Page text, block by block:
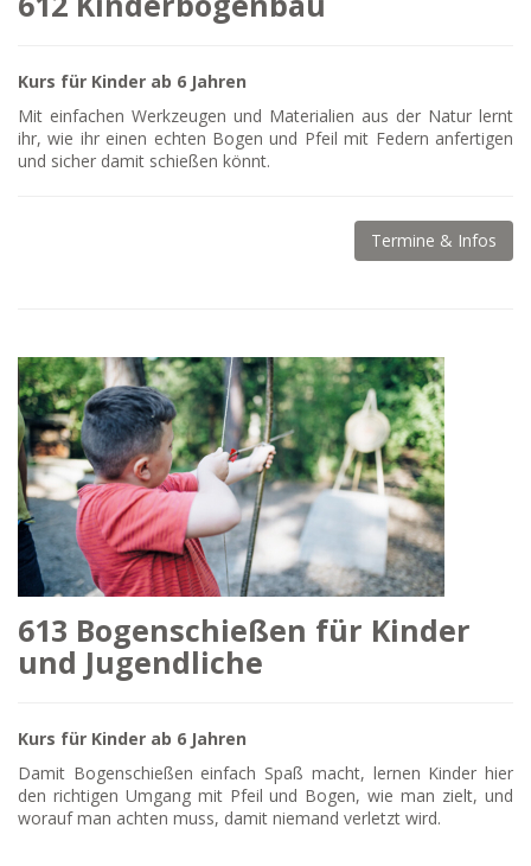
Kurs für Kinder ab 6 Jahren
Mit einfachen Werkzeugen und Materialien aus der Natur lernt
ihr, wie ihr einen echten Bogen und Pfeil mit Federn anfertigen
und sicher damit schießen könnt.
Termine & Infos
613 Bogenschießen für Kinder
und Jugendliche
Kurs für Kinder ab 6 Jahren
Damit Bogenschießen einfach Spaß macht, lernen Kinder hier
den richtigen Umgang mit Pfeil und Bogen, wie man zielt, und
worauf man achten muss, damit niemand verletzt wird.